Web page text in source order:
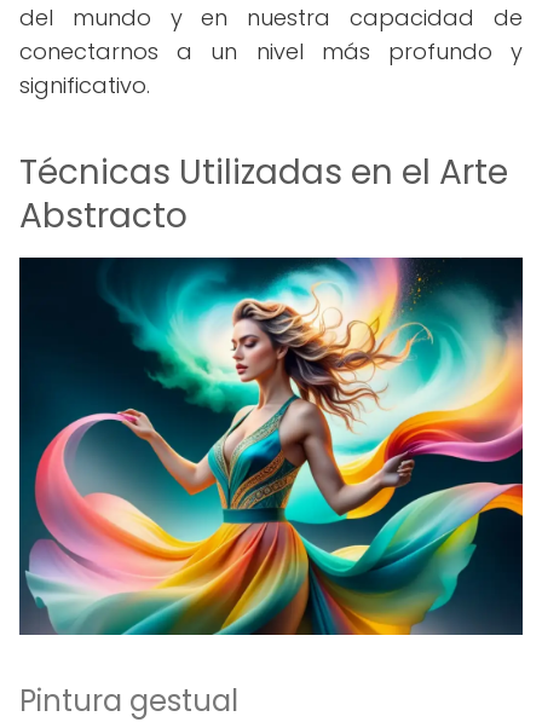
del mundo y en nuestra capacidad de
conectarnos a un nivel más profundo y
significativo.
Técnicas Utilizadas en el Arte
Abstracto
Pintura gestual